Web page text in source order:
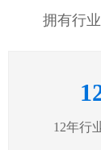
拥有行
12年行